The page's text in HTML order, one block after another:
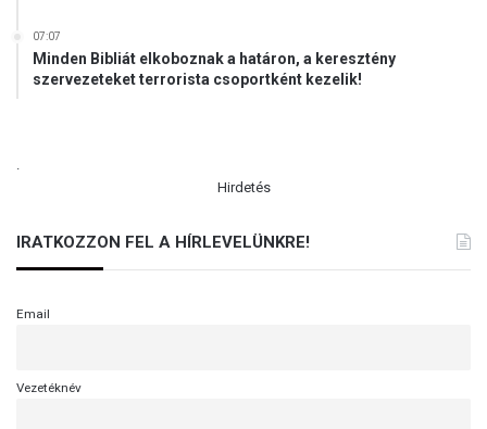
07:07
Minden Bibliát elkoboznak a határon, a keresztény
szervezeteket terrorista csoportként kezelik!
.
Hirdetés
IRATKOZZON FEL A HÍRLEVELÜNKRE!
Email
Vezetéknév